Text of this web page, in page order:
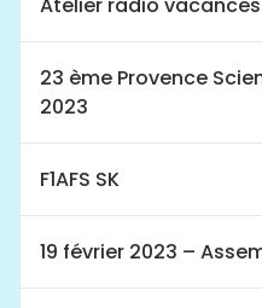
23 ème Provence
2023
F1AFS SK
19 février 2023 –